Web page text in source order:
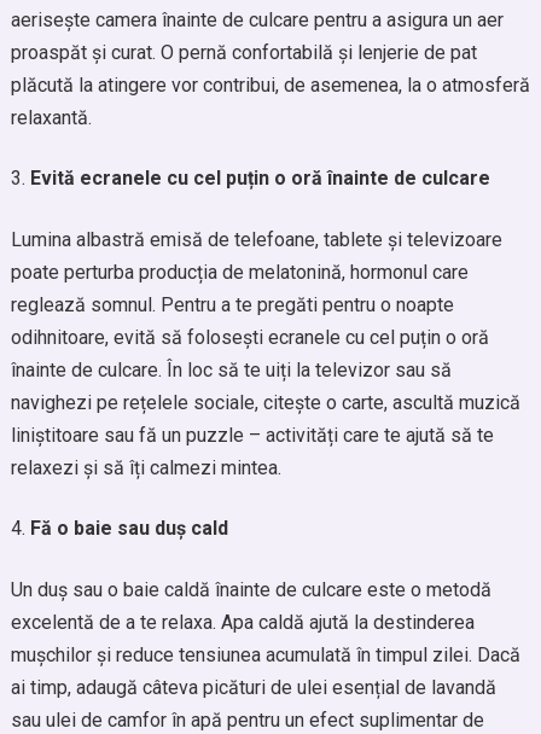
aerisește camera înainte de culcare pentru a asigura un aer
proaspăt și curat. O pernă confortabilă și lenjerie de pat
plăcută la atingere vor contribui, de asemenea, la o atmosferă
relaxantă.
Evită ecranele cu cel puțin o oră înainte de culcare
Lumina albastră emisă de telefoane, tablete și televizoare
poate perturba producția de melatonină, hormonul care
reglează somnul. Pentru a te pregăti pentru o noapte
odihnitoare, evită să folosești ecranele cu cel puțin o oră
înainte de culcare. În loc să te uiți la televizor sau să
navighezi pe rețelele sociale, citește o carte, ascultă muzică
liniștitoare sau fă un puzzle – activități care te ajută să te
relaxezi și să îți calmezi mintea.
Fă o baie sau duș cald
Un duș sau o baie caldă înainte de culcare este o metodă
excelentă de a te relaxa. Apa caldă ajută la destinderea
mușchilor și reduce tensiunea acumulată în timpul zilei. Dacă
ai timp, adaugă câteva picături de ulei esențial de lavandă
sau ulei de camfor în apă pentru un efect suplimentar de